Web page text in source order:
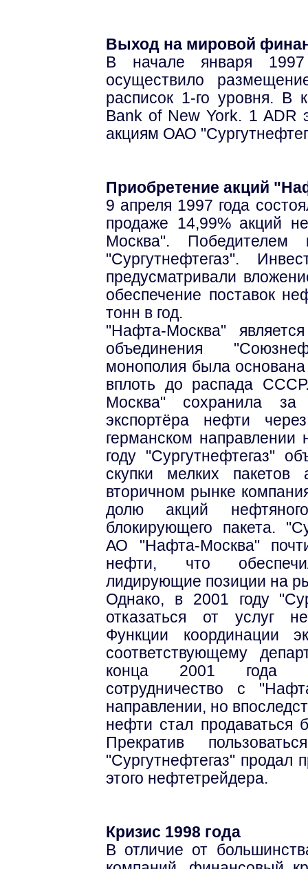
Выход на мировой
В начале января 1997
осуществило
расписок 1-го уровня. В
Bank of New York. 1 ADR
акциям ОАО
Приобретение акций
9 апреля 1997 года
продаже 14,99% акций
Москва". Победителем
"Сургутнефтегаз".
предусматривали
обеспечение поставок
тонн в год.
"Нафта-Москва"
объединения
монополия была
вплоть до распада
Москва" сохранила за
экспортёра нефти
германском
году "Сургутнефтегаз"
скупки мелких
вторичном рынке
долю акций
блокирующего пакета.
АО "Нафта-Москва"
нефти, что
лидирующие позиции на
Однако, в 2001 году
отказаться от услуг
Функции координации
соответствующему
конца 2001 года
сотрудничество с
направлении, но
нефти стал продаваться
Прекратив
"Сургутнефтегаз" продал
этого нефтетрейдера.
Кризис 1998 года
В отличие от